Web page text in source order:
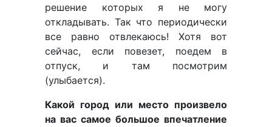
решение которых я не могу
откладывать. Так что периодически
все равно отвлекаюсь! Хотя вот
сейчас, если повезет, поедем в
отпуск, и там посмотрим
(улыбается).
Какой город или место произвело
на вас самое большое впечатление